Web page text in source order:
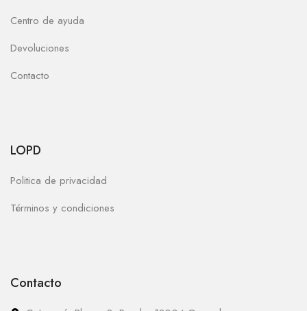
Centro de ayuda
Devoluciones
Contacto
LOPD
Politica de privacidad
Términos y condiciones
Contacto